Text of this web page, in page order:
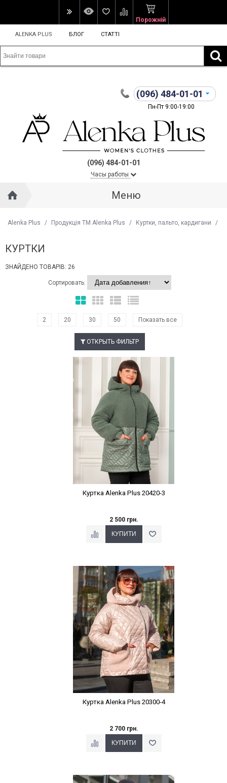
Порожній
ALENKA PLUS БЛОГ СТАТТІ
(096) 484-01-01
Пн-Пт 9:00-19:00
(096) 484-01-01
Часы работы
Меню
Alenka Plus / Продукція ТМ Alenka Plus / Куртки, пальто, кардигани /
КУРТКИ
ЗНАЙДЕНО ТОВАРІВ: 26
Сортировать:
2 20 30 50 Показать все
ОТКРЫТЬ ФИЛЬТР
Наклейки Варіант з %
Куртка Alenka Plus 20420-3
2 500 грн.
Наклейки Варіант з %
Куртка Alenka Plus 20300-4
2 700 грн.
Наклейки Варіант з %